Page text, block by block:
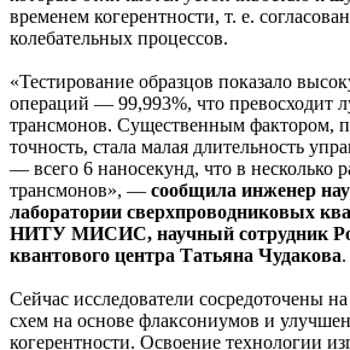
временем когерентности, т. е.
колебательных процессов.
«Тестирование образцов показало
операций — 99,993%, что превосходит
трансмонов. Существенным фактором,
точность, стала малая длительность
— всего 6 наносекунд, что в несколько
трансмонов», — сообщила инженер
лаборатории сверхпроводниковых
НИТУ МИСИС, научный сотрудник
квантового центра Татьяна Чудакова.
Сейчас исследователи сосредоточены
схем на основе флаксониумов и
когерентности. Освоение технологии